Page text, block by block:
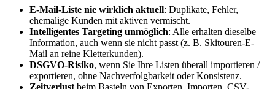
E-Mail-Liste nie wirklich aktuell: Duplikate, Fehler,
ehemalige Kunden mit aktiven vermischt.
Intelligentes Targeting unmöglich: Alle erhalten dieselbe
Information, auch wenn sie nicht passt (z. B. Skitouren-E-
Mail an reine Kletterkunden).
DSGVO-Risiko, wenn Sie Ihre Listen überall importieren /
exportieren, ohne Nachverfolgbarkeit oder Konsistenz.